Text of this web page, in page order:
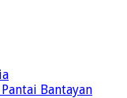
Bantayan